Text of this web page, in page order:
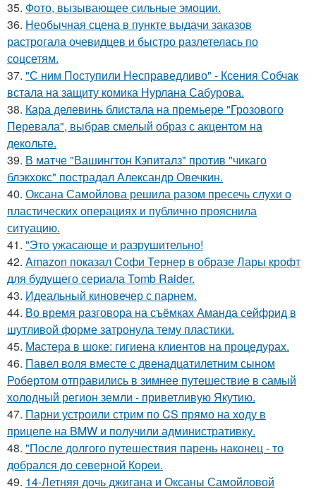
35. Фото, вызывающее сильные эмоции.
36. Необычная сцена в пункте выдачи заказов
растрогала очевидцев и быстро разлетелась по
соцсетям.
37. "С ним Поступили Несправедливо" - Ксения Собчак
встала на защиту комика Нурлана Сабурова.
38. Кара делевинь блистала на премьере "Грозового
Перевала", выбрав смелый образ с акцентом на
декольте.
39. В матче "Вашингтон Кэпиталз" против "чикаго
блэкхокс" пострадал Александр Овечкин.
40. Оксана Самойлова решила разом пресечь слухи о
пластических операциях и публично прояснила
ситуацию.
41. "Это ужасающе и разрушительно!
42. Amazon показал Софи Тернер в образе Лары крофт
для будущего сериала Tomb Raider.
43. Идеальный киновечер с парнем.
44. Во время разговора на съёмках Аманда сейфрид в
шутливой форме затронула тему пластики.
45. Мастера в шоке: гигиена клиентов на процедурах.
46. Павел воля вместе с двенадцатилетним сыном
Робертом отправились в зимнее путешествие в самый
холодный регион земли - приветливую Якутию.
47. Парни устроили стрим по CS прямо на ходу в
прицепе на BMW и получили административку.
48. "После долгого путешествия парень наконец - то
добрался до северной Кореи.
49. 14-Летняя дочь джигана и Оксаны Самойловой